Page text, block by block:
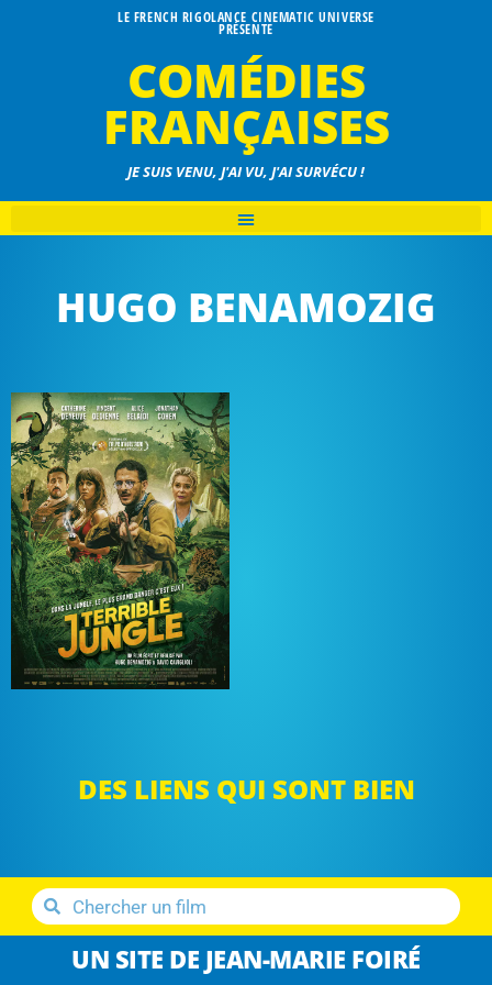
LE FRENCH RIGOLANCE CINEMATIC UNIVERSE
PRÉSENTE
COMÉDIES
FRANÇAISES
JE SUIS VENU, J'AI VU, J'AI SURVÉCU !
HUGO BENAMOZIG
DES LIENS QUI SONT BIEN
UN SITE DE JEAN-MARIE FOIRÉ